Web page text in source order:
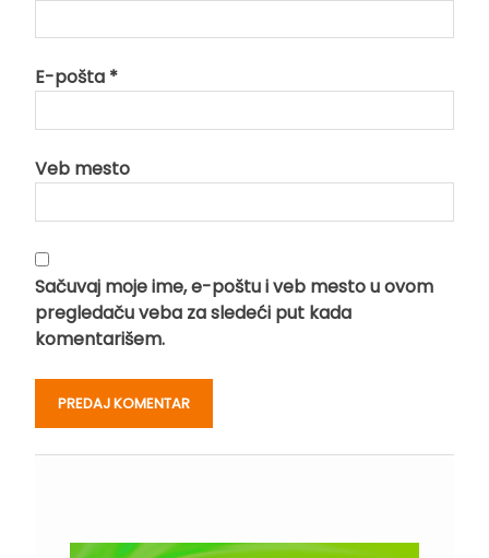
E-pošta *
Veb mesto
Sačuvaj moje ime, e-poštu i veb mesto u ovom
pregledaču veba za sledeći put kada
komentarišem.